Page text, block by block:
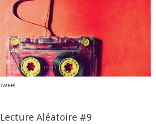
tweet
Lecture Aléatoire #9